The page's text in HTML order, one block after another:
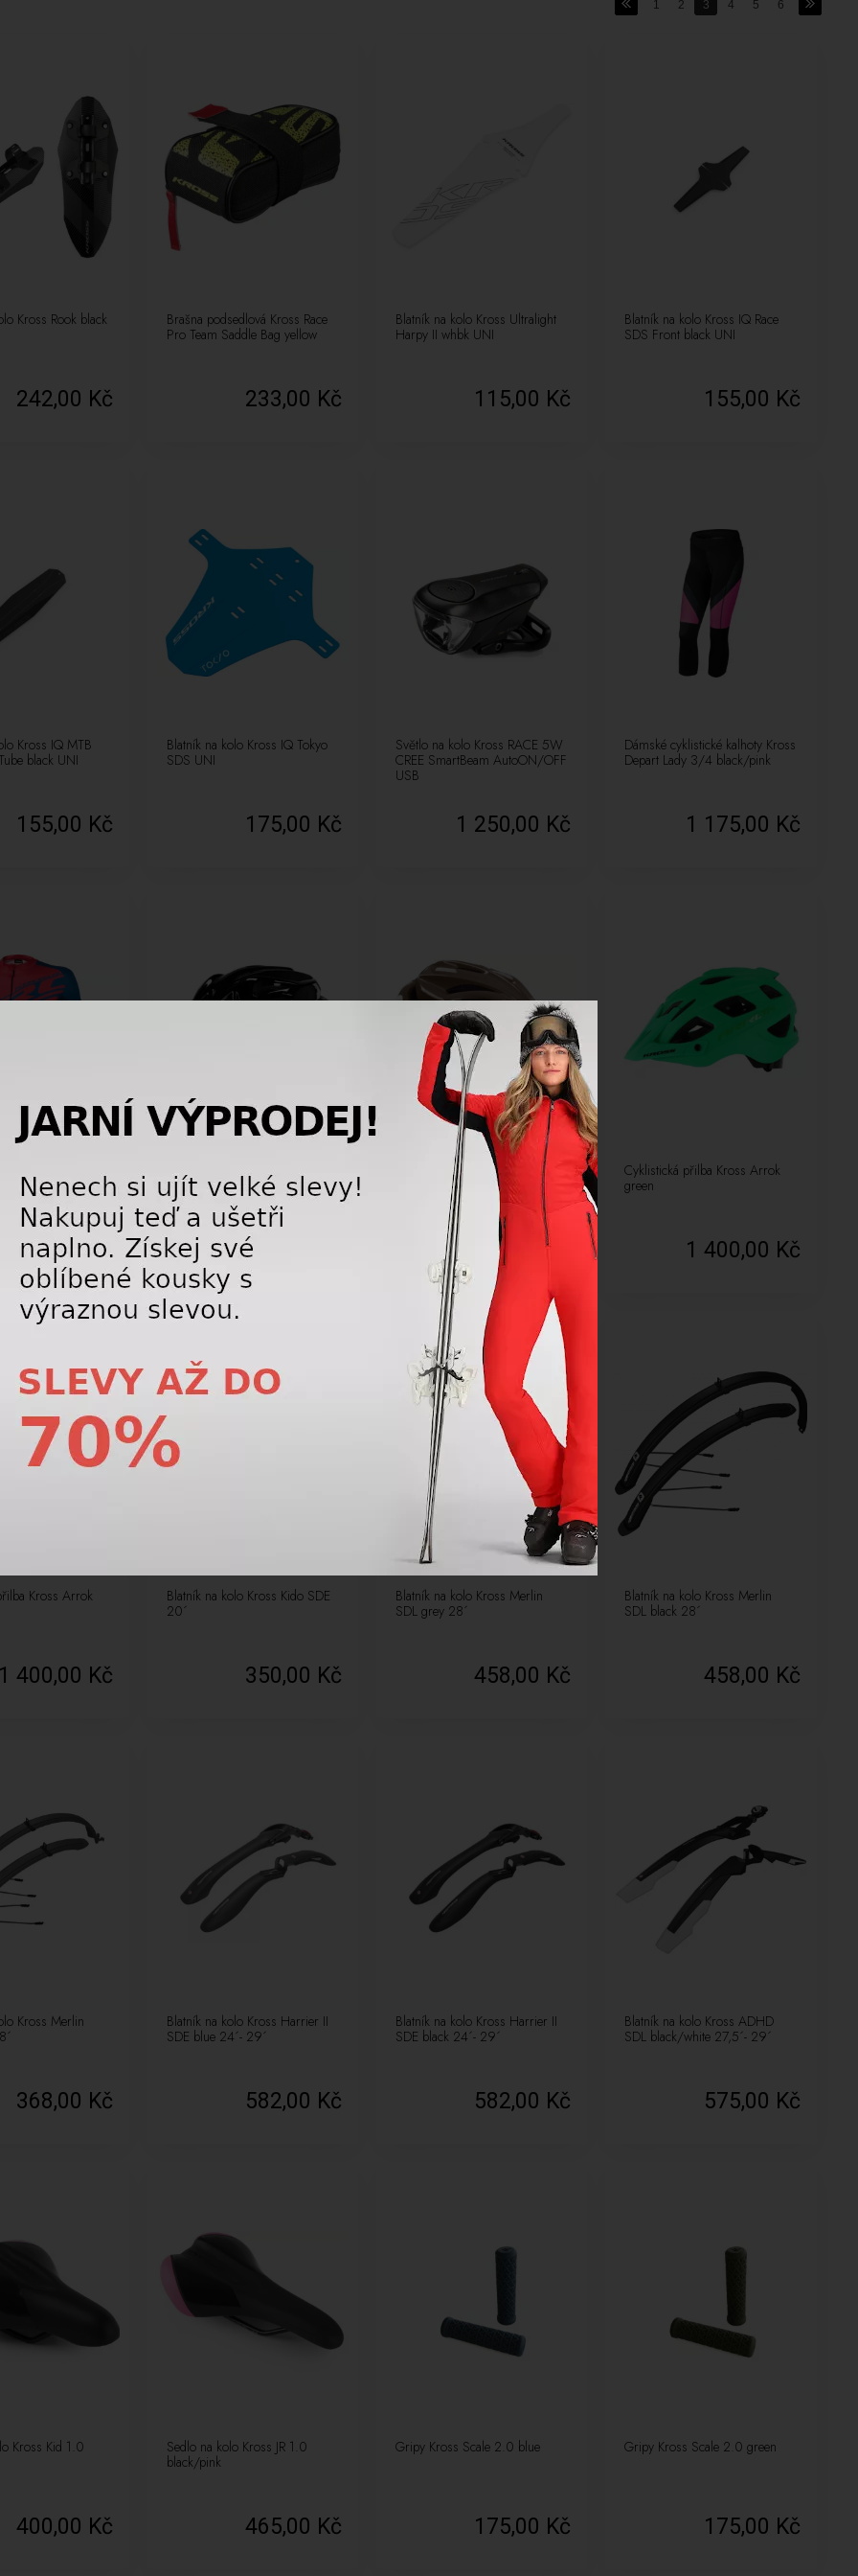
1 2 3 4 5 6
Kross Rook black
242,00 Kč
Brašna podsedlová Kross Race
Pro Team Saddle Bag yellow
233,00 Kč
Blatník na kolo Kross Ultralight
Harpy II whbk UNI
115,00 Kč
Blatník na kolo Kross IQ Race
SDS Front black UNI
155,00 Kč
Kross IQ MTB
black UNI
155,00 Kč
Blatník na kolo Kross IQ Tokyo
SDS UNI
175,00 Kč
Světlo na kolo Kross RACE 5W
CREE SmartBeam AutoON/OFF
USB
1 250,00 Kč
Dámské cyklistické kalhoty Kross
Depart Lady 3/4 black/pink
1 175,00 Kč
dres Kross
1 075,00 Kč
Cyklistická přilba Kross Kalmo
black/brown
775,00 Kč
Cyklistická přilba Kross Kalmo
775,00 Kč
Cyklistická přilba Kross Arrok
green
1 400,00 Kč
Kross Arrok
1 400,00 Kč
Blatník na kolo Kross Kido SDE
20´
350,00 Kč
Blatník na kolo Kross Merlin
SDL grey 28´
458,00 Kč
Blatník na kolo Kross Merlin
SDL black 28´
458,00 Kč
Kross Merlin
368,00 Kč
Blatník na kolo Kross Harrier II
SDE blue 24´- 29´
582,00 Kč
Blatník na kolo Kross Harrier II
SDE black 24´- 29´
582,00 Kč
Blatník na kolo Kross ADHD
SDL black/white 27,5´- 29´
575,00 Kč
Kross Kid 1.0
400,00 Kč
Sedlo na kolo Kross JR 1.0
black/pink
465,00 Kč
Gripy Kross Scale 2.0 blue
175,00 Kč
Gripy Kross Scale 2.0 green
175,00 Kč